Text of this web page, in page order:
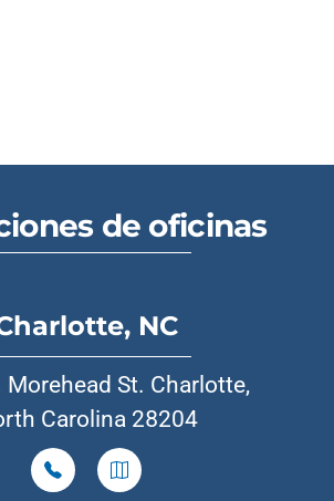
de oficinas
NC
Morehead St. Charlotte,
Carolina 28204